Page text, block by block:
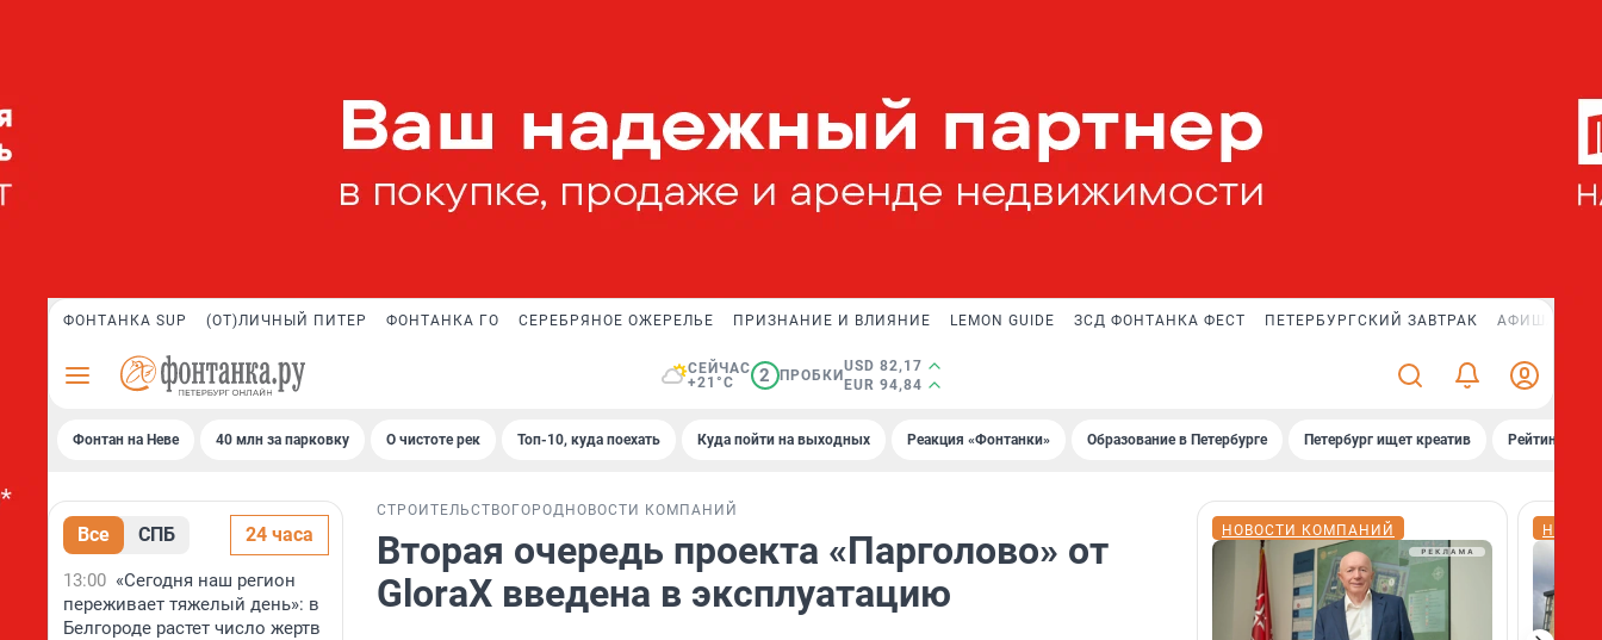
ФОНТАНКА SUP (ОТ)ЛИЧНЫЙ ПИТЕР ФОНТАНКА ГО СЕРЕБРЯНОЕ ОЖЕРЕЛЬЕ ПРИЗНАНИЕ И ВЛИЯНИЕ LEMON GUIDE ЗСД ФОНТАНКА ФЕСТ ПЕТЕРБУРГСКИЙ ЗАВТРАК АФИША PLUS
СЕЙЧАС
+21°C
2 ПРОБКИ
USD 82,17
EUR 94,84
Фонтан на Неве 40 млн за парковку О чистоте рек Топ-10, куда поехать Куда пойти на выходных Реакция «Фонтанки» Образование в Петербурге Петербург ищет креатив Рейтинги
Все СПБ 24 часа
13:00 «Сегодня наш регион
переживает тяжелый день»: в
Белгороде растет число жертв
СТРОИТЕЛЬСТВО ГОРОД НОВОСТИ КОМПАНИЙ
Вторая очередь проекта «Парголово» от
GloraX введена в эксплуатацию
НОВОСТИ КОМПАНИЙ